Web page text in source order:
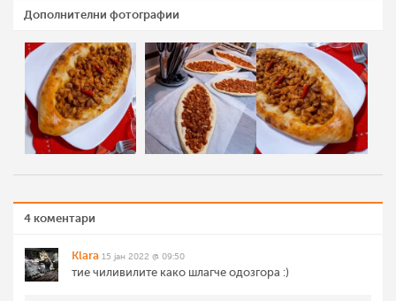
Дополнителни фотографии
4 коментари
Klara 15 јан 2022 @ 09:50
тие чиливилите како шлагче одозгора :)